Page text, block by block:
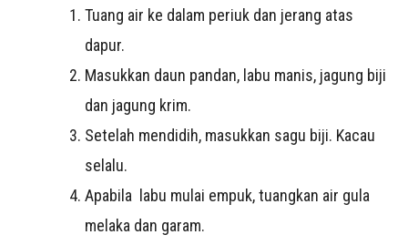
Tuang air ke dalam periuk dan jerang atas
dapur.
Masukkan daun pandan, labu manis, jagung biji
dan jagung krim.
Setelah mendidih, masukkan sagu biji. Kacau
selalu.
Apabila labu mulai empuk, tuangkan air gula
melaka dan garam.